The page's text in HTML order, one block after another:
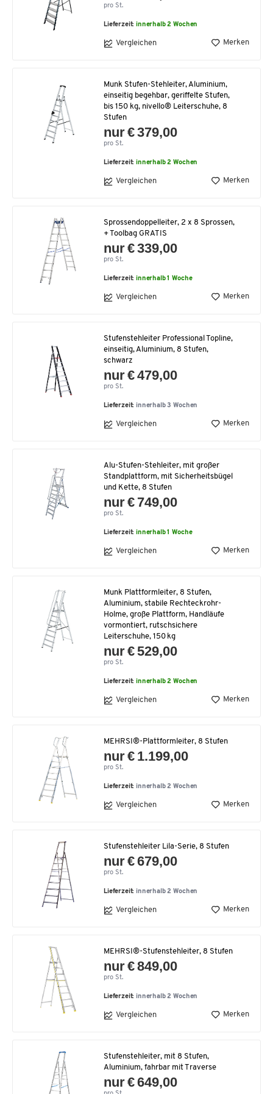
pro St.
Lieferzeit:innerhalb 2 Wochen
Vergleichen Merken
Munk Stufen-Stehleiter, Aluminium,
einseitig begehbar, geriffelte Stufen,
bis 150 kg, nivello® Leiterschuhe, 8
Stufen
nur € 379,00
pro St.
Lieferzeit:innerhalb 2 Wochen
Vergleichen Merken
Sprossendoppelleiter, 2 x 8 Sprossen,
+ Toolbag GRATIS
nur € 339,00
pro St.
Lieferzeit:innerhalb 1 Woche
Vergleichen Merken
Stufenstehleiter Professional Topline,
einseitig, Aluminium, 8 Stufen,
schwarz
nur € 479,00
pro St.
Lieferzeit: innerhalb 3 Wochen
Vergleichen Merken
Alu-Stufen-Stehleiter, mit großer
Standplattform, mit Sicherheitsbügel
und Kette, 8 Stufen
nur € 749,00
pro St.
Lieferzeit:innerhalb 1 Woche
Vergleichen Merken
Munk Plattformleiter, 8 Stufen,
Aluminium, stabile Rechteckrohr-
Holme, große Plattform, Handläufe
vormontiert, rutschsichere
Leiterschuhe, 150 kg
nur € 529,00
pro St.
Lieferzeit:innerhalb 2 Wochen
Vergleichen Merken
MEHRSI®-Plattformleiter, 8 Stufen
nur € 1.199,00
pro St.
Lieferzeit: innerhalb 2 Wochen
Vergleichen Merken
Stufenstehleiter Lila-Serie, 8 Stufen
nur € 679,00
pro St.
Lieferzeit: innerhalb 2 Wochen
Vergleichen Merken
MEHRSI®-Stufenstehleiter, 8 Stufen
nur € 849,00
pro St.
Lieferzeit: innerhalb 2 Wochen
Vergleichen Merken
Stufenstehleiter, mit 8 Stufen,
Aluminium, fahrbar mit Traverse
nur € 649,00